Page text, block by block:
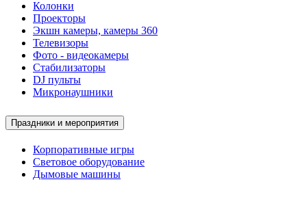
Колонки
Проекторы
Экшн камеры, камеры 360
Телевизоры
Фото - видеокамеры
Стабилизаторы
DJ пульты
Микронаушники
Праздники и мероприятия
Корпоративные игры
Световое оборудование
Дымовые машины